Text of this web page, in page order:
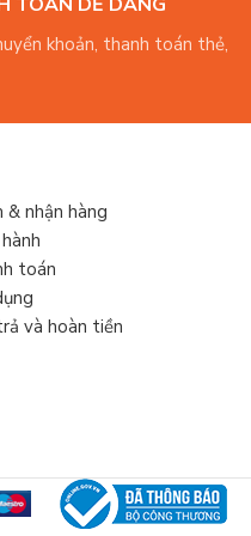
khoản, thanh toán thẻ,
& nhận hàng
toán
và hoàn tiền